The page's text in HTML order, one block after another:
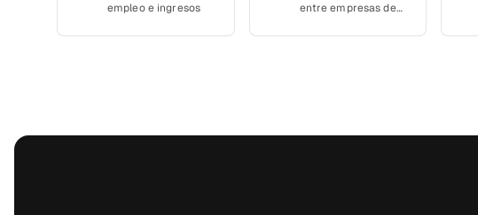
empleo e ingresos
entre empresas de